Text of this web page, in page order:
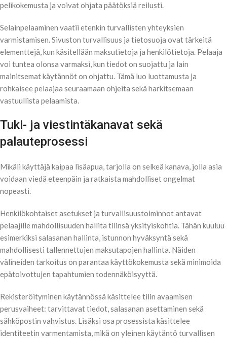
pelikokemusta ja voivat ohjata päätöksiä reilusti.
Selainpelaaminen vaatii etenkin turvallisten yhteyksien
varmistamisen. Sivuston turvallisuus ja tietosuoja ovat tärkeitä
elementtejä, kun käsitellään maksutietoja ja henkilötietoja. Pelaaja
voi tuntea olonsa varmaksi, kun tiedot on suojattu ja lain
mainitsemat käytännöt on ohjattu. Tämä luo luottamusta ja
rohkaisee pelaajaa seuraamaan ohjeita sekä harkitsemaan
vastuullista pelaamista.
Tuki- ja viestintäkanavat sekä
palauteprosessi
Mikäli käyttäjä kaipaa lisäapua, tarjolla on selkeä kanava, jolla asia
voidaan viedä eteenpäin ja ratkaista mahdolliset ongelmat
nopeasti.
Henkilökohtaiset asetukset ja turvallisuustoiminnot antavat
pelaajille mahdollisuuden hallita tilinsä yksityiskohtia. Tähän kuuluu
esimerkiksi salasanan hallinta, istunnon hyväksyntä sekä
mahdollisesti tallennettujen maksutapojen hallinta. Näiden
välineiden tarkoitus on parantaa käyttökokemusta sekä minimoida
epätoivottujen tapahtumien todennäköisyyttä.
Rekisteröityminen käytännössä käsittelee tilin avaamisen
perusvaiheet: tarvittavat tiedot, salasanan asettaminen sekä
sähköpostin vahvistus. Lisäksi osa prosessista käsittelee
identiteetin varmentamista, mikä on yleinen käytäntö turvallisen